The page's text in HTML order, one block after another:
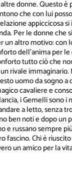
donne. Questo
che con lui
appiccicosa
Per le donne
altro motivo: con
dell'anima per
tutto ciò che
rivale
uomo da sogno
cavaliere e
i Gemelli sono
a letto, senza
ben noti e dopo
e russano sempre
fascino. Chi è
un amico per la